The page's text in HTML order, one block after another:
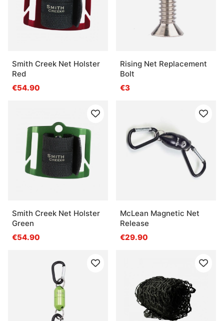
Smith Creek Net Holster
Red
€54.90
Rising Net Replacement
Bolt
€3
Smith Creek Net Holster
Green
€54.90
McLean Magnetic Net
Release
€29.90